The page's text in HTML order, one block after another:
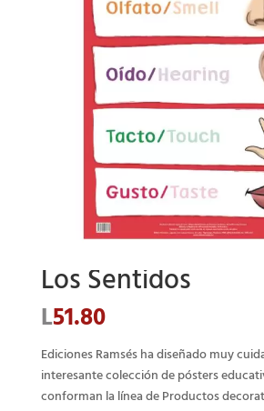
Los Sentidos
L51.80
Ediciones Ramsés ha diseñado muy
interesante colección de pósters
conforman la línea de Productos